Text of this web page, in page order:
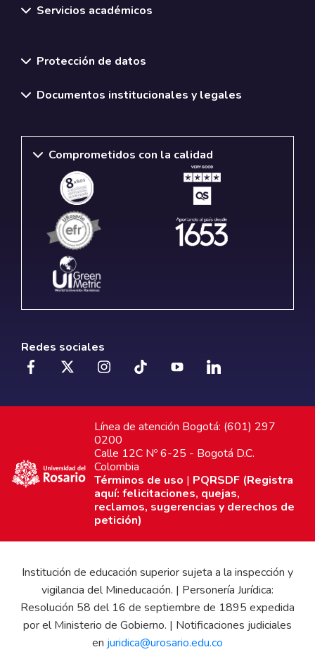
Servicios académicos
Protección de datos
Documentos institucionales y legales
Comprometidos con la calidad
Redes sociales
Línea de atención Bogotá: (601) 297
0200
Calle 12C Nº 6-25 - Bogotá D.C.
Colombia
Términos de uso | PQRSDF (Registra
aquí: felicitaciones, quejas,
reclamos, sugerencias y derechos de
petición)
Institución de educación superior sujeta a la inspección y
vigilancia del Mineducación. | Personería Jurídica:
Resolución 58 del 16 de septiembre de 1895 expedida
por el Ministerio de Gobierno. | Notificaciones judiciales
en juridica@urosario.edu.co